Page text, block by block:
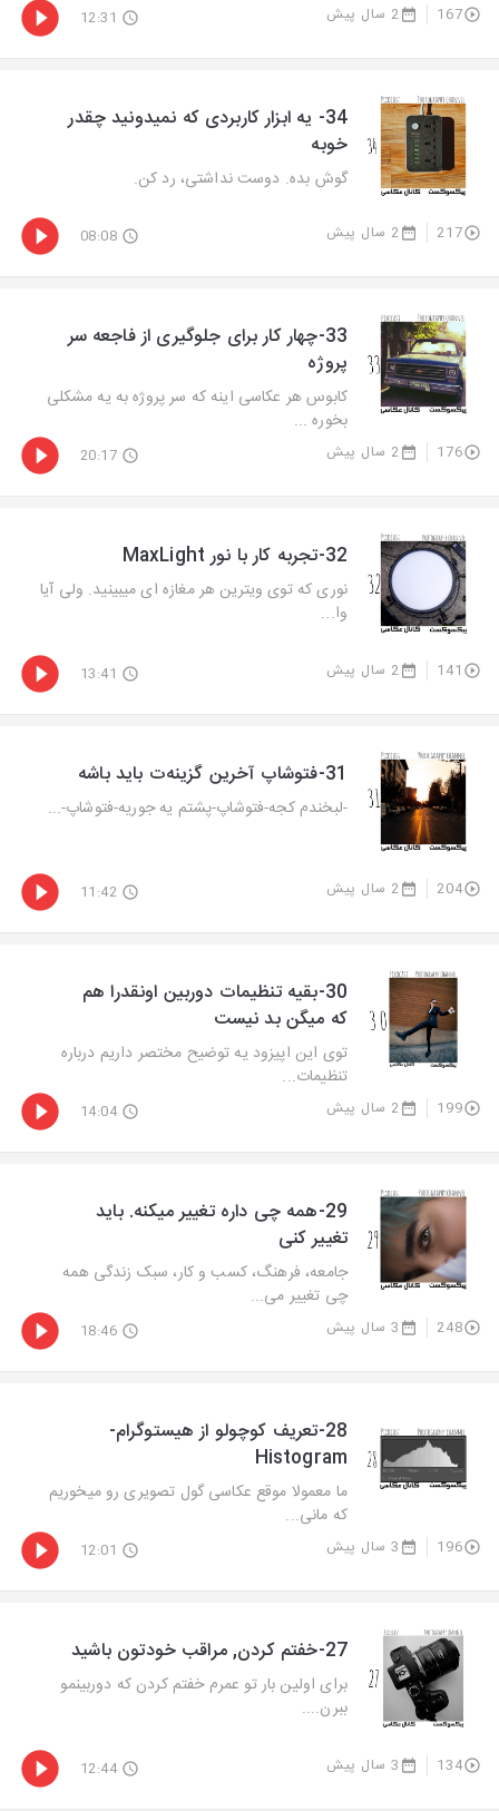
167 2 سال پیش 12:31
34- یه ابزار کاربردی که نمیدونید چقدر
خوبه
گوش بده. دوست نداشتی، رد کن.
217 2 سال پیش 08:08
33-چهار کار برای جلوگیری از فاجعه سر
پروژه
کابوس هر عکاسی اینه که سر پروژه به یه مشکلی
بخوره ...
176 2 سال پیش 20:17
32-تجربه کار با نور MaxLight
نوری که توی ویترین هر مغازه ای میبینید. ولی آیا
وا...
141 2 سال پیش 13:41
31-فتوشاپ آخرین گزینه‌ت باید باشه
-لبخندم کجه-فتوشاپ-پشتم یه جوریه-فتوشاپ-...
204 2 سال پیش 11:42
30-بقیه تنظیمات دوربین اونقدرا هم
که میگن بد نیست
توی این اپیزود یه توضیح مختصر داریم درباره
تنظیمات...
199 2 سال پیش 14:04
29-همه چی داره تغییر میکنه. باید
تغییر کنی
جامعه، فرهنگ، کسب و کار، سبک زندگی همه
چی تغییر می...
248 3 سال پیش 18:46
28-تعریف کوچولو از هیستوگرام-
Histogram
ما معمولا موقع عکاسی گول تصویری رو میخوریم
که مانی...
196 3 سال پیش 12:01
27-خفتم کردن, مراقب خودتون باشید
برای اولین بار تو عمرم خفتم کردن که دوربینمو
ببرن....
134 3 سال پیش 12:44